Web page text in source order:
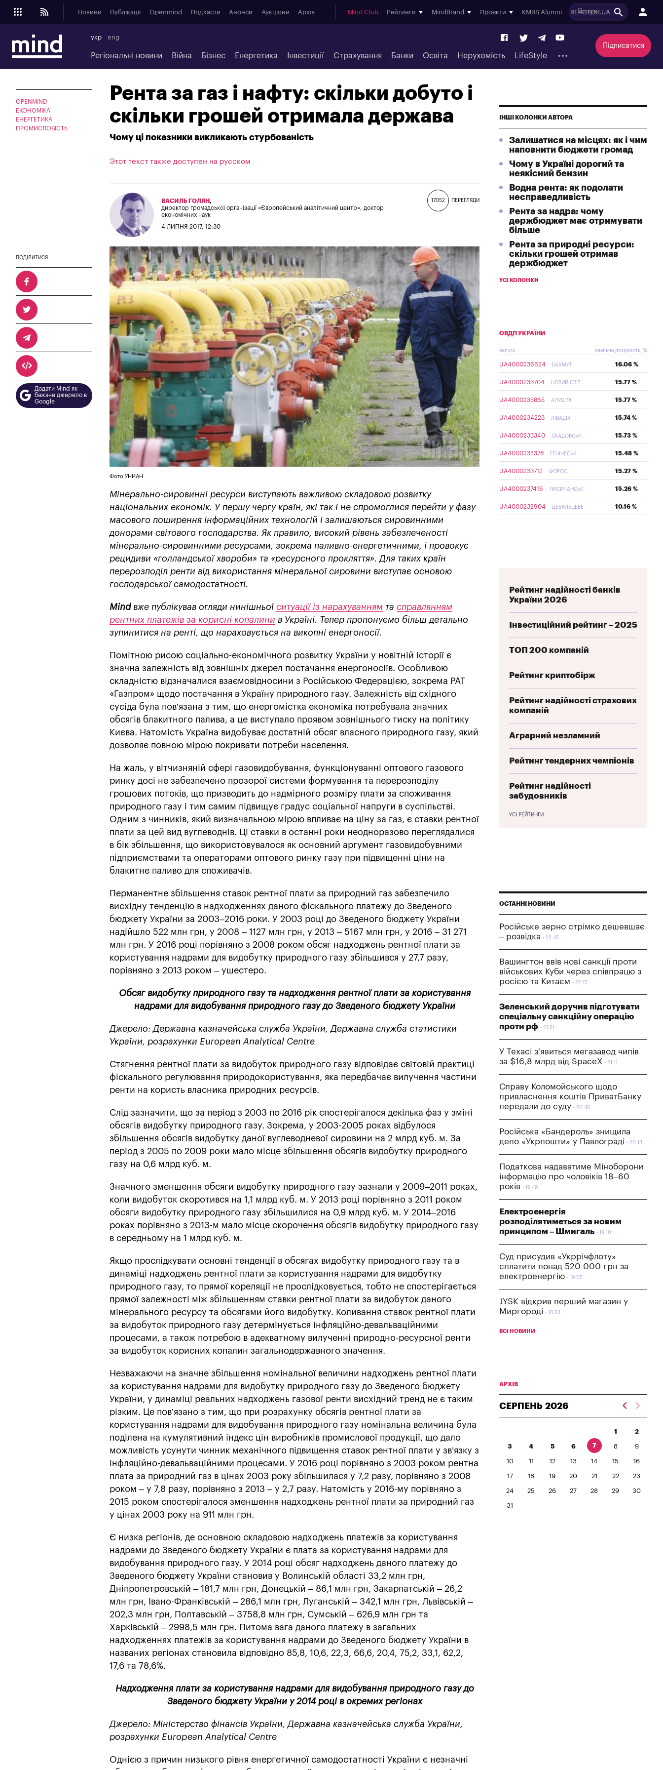
Новини Публікації Openmind Подкасти Анонси Аукціони Архів Mind Club Рейтинги MindBrand Проєкти KMBS Alumni REACTOR.UA
укр eng
Регіональні новини Війна Бізнес Енергетика Інвестиції Страхування Банки Освіта Нерухомість LifeStyle
Підписатися
OPENMIND
ЕКОНОМІКА
ЕНЕРГЕТИКА
ПРОМИСЛОВІСТЬ
Рента за газ і нафту: скільки добуто і
скільки грошей отримала держава
Чому ці показники викликають стурбованість
Этот текст также доступен на русском
17052 ПЕРЕГЛЯДИ
ВАСИЛЬ ГОЛЯН ,
директор громадської організації «Європейський аналітичний центр», доктор
економічних наук
4 ЛИПНЯ 2017, 12:30
ПОДІЛИТИСЯ
Додати Mind як
бажане джерело в
Google
Фото УНИАН
Мінерально-сировинні ресурси виступають важливою складовою розвитку
національних економік. У першу чергу країн, які так і не спромоглися перейти у фазу
масового поширення інформаційних технологій і залишаються сировинними
донорами світового господарства. Як правило, високий рівень забезпеченості
мінерально-сировинними ресурсами, зокрема паливно-енергетичними, і провокує
рецидиви «голландської хвороби» та «ресурсного прокляття». Для таких країн
перерозподіл ренти від використання мінеральної сировини виступає основою
господарської самодостатності.
Mind вже публікував огляди нинішньої ситуації із нарахуванням та справлянням
рентних платежів за корисні копалини в Україні. Тепер пропонуємо більш детально
зупинитися на ренті, що нараховується на викопні енергоносії.
Помітною рисою соціально-економічного розвитку України у новітній історії є
значна залежність від зовнішніх джерел постачання енергоносіїв. Особливою
складністю відзначалися взаємовідносини з Російською Федерацією, зокрема РАТ
«Газпром» щодо постачання в Україну природного газу. Залежність від східного
сусіда була пов’язана з тим, що енергомістка економіка потребувала значних
обсягів блакитного палива, а це виступало проявом зовнішнього тиску на політику
Києва. Натомість Україна видобуває достатній обсяг власного природного газу, який
дозволяє повною мірою покривати потреби населення.
На жаль, у вітчизняній сфері газовидобування, функціонуванні оптового газового
ринку досі не забезпечено прозорої системи формування та перерозподілу
грошових потоків, що призводить до надмірного розміру плати за споживання
природного газу і тим самим підвищує градус соціальної напруги в суспільстві.
Одним з чинників, який визначальною мірою впливає на ціну за газ, є ставки рентної
плати за цей вид вуглеводнів. Ці ставки в останні роки неодноразово переглядалися
в бік збільшення, що використовувалося як основний аргумент газовидобувними
підприємствами та операторами оптового ринку газу при підвищенні ціни на
блакитне паливо для споживачів.
Перманентне збільшення ставок рентної плати за природний газ забезпечило
висхідну тенденцію в надходженнях даного фіскального платежу до Зведеного
бюджету України за 2003–2016 роки. У 2003 році до Зведеного бюджету України
надійшло 522 млн грн, у 2008 – 1127 млн грн, у 2013 – 5167 млн грн, у 2016 – 31 271
млн грн. У 2016 році порівняно з 2008 роком обсяг надходжень рентної плати за
користування надрами для видобутку природного газу збільшився у 27,7 разу,
порівняно з 2013 роком – ушестеро.
Обсяг видобутку природного газу та надходження рентної плати за користування
надрами для видобування природного газу до Зведеного бюджету України
Джерело: Державна казначейська служба України, Державна служба статистики
України, розрахунки European Analytical Centre
Стягнення рентної плати за видобуток природного газу відповідає світовій практиці
фіскального регулювання природокористування, яка передбачає вилучення частини
ренти на користь власника природних ресурсів.
Слід зазначити, що за період з 2003 по 2016 рік спостерігалося декілька фаз у зміні
обсягів видобутку природного газу. Зокрема, у 2003-2005 роках відбулося
збільшення обсягів видобутку даної вуглеводневої сировини на 2 млрд куб. м. За
період з 2005 по 2009 роки мало місце збільшення обсягів видобутку природного
газу на 0,6 млрд куб. м.
Значного зменшення обсяги видобутку природного газу зазнали у 2009–2011 роках,
коли видобуток скоротився на 1,1 млрд куб. м. У 2013 році порівняно з 2011 роком
обсяги видобутку природного газу збільшилися на 0,9 млрд куб. м. У 2014–2016
роках порівняно з 2013-м мало місце скорочення обсягів видобутку природного газу
в середньому на 1 млрд куб. м.
Якщо прослідкувати основні тенденції в обсягах видобутку природного газу та в
динаміці надходжень рентної плати за користування надрами для видобутку
природного газу, то прямої кореляції не прослідковується, тобто не спостерігається
прямої залежності між збільшенням ставки рентної плати за видобуток даного
мінерального ресурсу та обсягами його видобутку. Коливання ставок рентної плати
за видобуток природного газу детермінується інфляційно-девальваційними
процесами, а також потребою в адекватному вилученні природно-ресурсної ренти
за видобуток корисних копалин загальнодержавного значення.
Незважаючи на значне збільшення номінальної величини надходжень рентної плати
за користування надрами для видобутку природного газу до Зведеного бюджету
України, у динаміці реальних надходжень газової ренти висхідний тренд не є таким
різким. Це пов’язано з тим, що при розрахунку обсягів рентної плати за
користування надрами для видобування природного газу номінальна величина була
поділена на кумулятивний індекс цін виробників промислової продукції, що дало
можливість усунути чинник механічного підвищення ставок рентної плати у зв’язку з
інфляційно-девальваційними процесами. У 2016 році порівняно з 2003 роком рентна
плата за природний газ в цінах 2003 року збільшилася у 7,2 разу, порівняно з 2008
роком – у 7,8 разу, порівняно з 2013 – у 2,7 разу. Натомість у 2016-му порівняно з
2015 роком спостерігалося зменшення надходжень рентної плати за природний газ
у цінах 2003 року на 911 млн грн.
Є низка регіонів, де основною складовою надходжень платежів за користування
надрами до Зведеного бюджету України є плата за користування надрами для
видобування природного газу. У 2014 році обсяг надходжень даного платежу до
Зведеного бюджету України становив у Волинській області 33,2 млн грн,
Дніпропетровській – 181,7 млн грн, Донецькій – 86,1 млн грн, Закарпатській – 26,2
млн грн, Івано-Франківській – 286,1 млн грн, Луганській – 342,1 млн грн, Львівській –
202,3 млн грн, Полтавській – 3758,8 млн грн, Сумській – 626,9 млн грн та
Харківській – 2998,5 млн грн. Питома вага даного платежу в загальних
надходженнях платежів за користування надрами до Зведеного бюджету України в
названих регіонах становила відповідно 85,8, 10,6, 22,3, 66,6, 20,4, 75,2, 33,1, 62,2,
17,6 та 78,6%.
Надходження плати за користування надрами для видобування природного газу до
Зведеного бюджету України у 2014 році в окремих регіонах
Джерело: Міністерство фінансів України, Державна казначейська служба України,
розрахунки European Analytical Centre
Однією з причин низького рівня енергетичної самодостатності України є незначні
ІНШІ КОЛОНКИ АВТОРА
Залишатися на місцях: як і чим
наповнити бюджети громад
Чому в Україні дорогий та
неякісний бензин
Водна рента: як подолати
несправедливість
Рента за надра: чому
держбюджет має отримувати
більше
Рента за природні ресурси:
скільки грошей отримав
держбюджет
УСІ КОЛОНКИ
ОВДП УКРАЇНИ
випуск реальна дохідність, %
UA4000236624 БАХМУТ 16.06 %
UA4000233704 НОВИЙ СВІТ 15.77 %
UA4000235865 АЛУШТА 15.77 %
UA4000234223 ЛІВАДІЯ 15.74 %
UA4000233340 СКАДОВСЬК 15.73 %
UA4000235378 ГЕНІЧЕСЬК 15.48 %
UA4000233712 ФОРОС 15.27 %
UA4000237416 ЛИСИЧАНСЬК 15.26 %
UA4000232904 ДЕБАЛЬЦЕВЕ 10.16 %
Рейтинг надійності банків
України 2026
Інвестиційний рейтинг – 2025
ТОП 200 компаній
Рейтинг криптобірж
Рейтинг надійності страхових
компаній
Аграрний незламний
Рейтинг тендерних чемпіонів
Рейтинг надійності
забудовників
УСІ РЕЙТИНГИ
ОСТАННІ НОВИНИ
Російське зерно стрімко дешевшає
– розвідка
22:45
Вашингтон ввів нові санкції проти
військових Куби через співпрацю з
росією та Китаєм
22:15
Зеленський доручив підготувати
спеціальну санкційну операцію
проти рф
21:51
У Техасі з'явиться мегазавод чипів
за $16,8 млрд від SpaceX
21:11
Справу Коломойського щодо
привласнення коштів ПриватБанку
передали до суду
20:46
Російська «Бандероль» знищила
депо «Укрпошти» у Павлограді
20:13
Податкова надаватиме Міноборони
інформацію про чоловіків 18–60
років
19:49
Електроенергія
розподілятиметься за новим
принципом – Шмигаль
19:10
Суд присудив «Укррічфлоту»
сплатити понад 520 000 грн за
електроенергію
19:05
JYSK відкрив перший магазин у
Миргороді
18:53
ВСІ НОВИНИ
АРХІВ
СЕРПЕНЬ 2026
1 2
3 4 5 6 7 8 9
10 11 12 13 14 15 16
17 18 19 20 21 22 23
24 25 26 27 28 29 30
31